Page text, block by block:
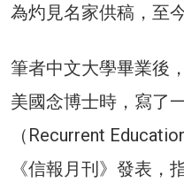
為灼見名家供稿，至
筆者中文大學畢業後
美國念博士時，寫了
（Recurrent
《信報月刊》發表，